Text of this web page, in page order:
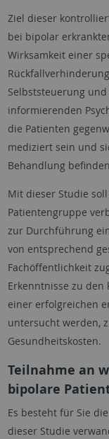
Ziel dieser
bei bipolar
Wirksamkeit einer
Selbststeuerung
informierenden
die Patienten
mediziert sein und
Behandlung
Mit dieser Studie
Patientengruppe
zur Durchführung
von entsprechend
Fachöffentlichkeit
Erkenntnisse zu
einer erfolgreichen
untersucht werden,
Gesundheitskosten.
Teilnahme an
bipolare
Es besteht für Sie
dieser Studie